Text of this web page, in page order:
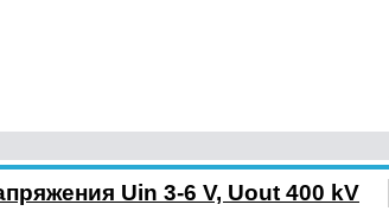
Uin 3-6 V, Uout 400 kV